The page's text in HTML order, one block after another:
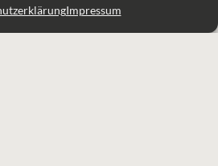
Impressum
650/99 47 334